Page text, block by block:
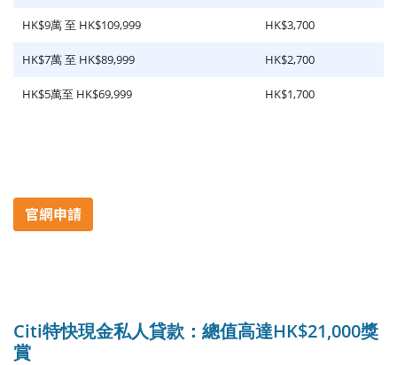
HK$9萬 至 HK$109,999 HK$3,700
HK$7萬 至 HK$89,999 HK$2,700
HK$5萬至 HK$69,999 HK$1,700
Citi特快現金私人貸款：總值高達HK$21,000獎
賞